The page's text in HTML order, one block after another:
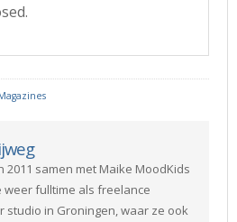
2011 samen met Maike MoodKids
weer fulltime als freelance
studio in Groningen, waar ze ook